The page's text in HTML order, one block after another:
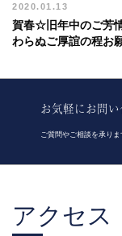
2020.01.13
賀春☆旧年中のご芳
わらぬご厚誼の程お
お気軽にお問い
ご質問やご相談を承り
アクセス